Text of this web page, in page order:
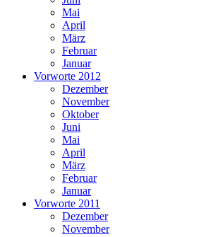
Mai
April
März
Februar
Januar
Vorworte 2012
Dezember
November
Oktober
Juni
Mai
April
März
Februar
Januar
Vorworte 2011
Dezember
November